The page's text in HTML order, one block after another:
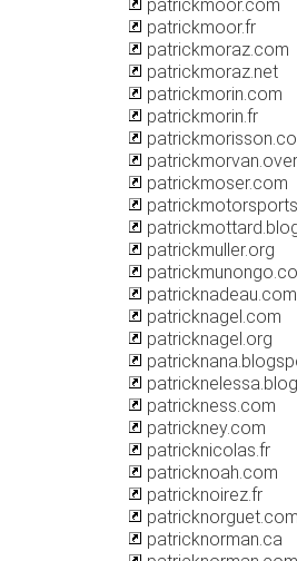
patrickmoor.com
patrickmoor.fr
patrickmoraz.com
patrickmoraz.net
patrickmorin.com
patrickmorin.fr
patrickmoser.com
patrickmuller.org
patricknadeau.com
patricknagel.com
patricknagel.org
patrickness.com
patrickney.com
patricknicolas.fr
patricknoah.com
patricknoirez.fr
patricknorguet.com
patricknorman.ca